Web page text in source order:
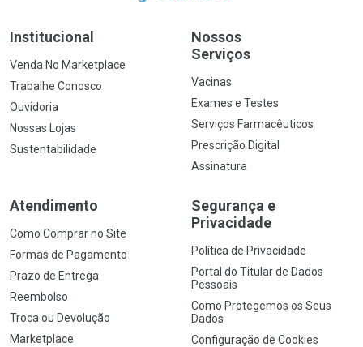
Institucional
Venda No Marketplace
Trabalhe Conosco
Ouvidoria
Nossas Lojas
Sustentabilidade
Nossos
Serviços
Vacinas
Exames e Testes
Serviços Farmacêuticos
Prescrição Digital
Assinatura
Atendimento
Como Comprar no Site
Formas de Pagamento
Prazo de Entrega
Reembolso
Troca ou Devolução
Marketplace
Segurança e
Privacidade
Política de Privacidade
Portal do Titular de Dados
Pessoais
Como Protegemos os Seus
Dados
Configuração de Cookies